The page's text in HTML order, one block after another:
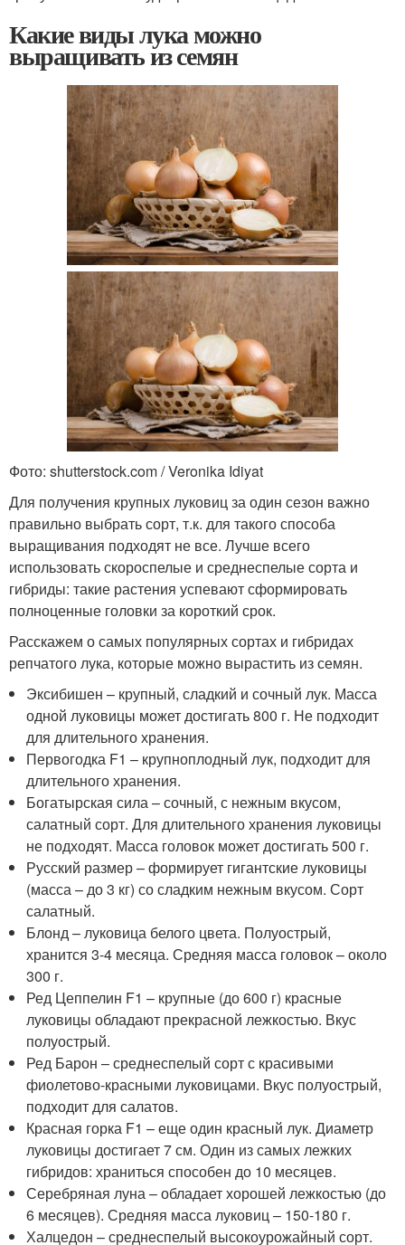
Какие виды лука можно
выращивать из семян
Фото: shutterstock.com / Veronika Idiyat
Для получения крупных луковиц за один сезон важно
правильно выбрать сорт, т.к. для такого способа
выращивания подходят не все. Лучше всего
использовать скороспелые и среднеспелые сорта и
гибриды: такие растения успевают сформировать
полноценные головки за короткий срок.
Расскажем о самых популярных сортах и гибридах
репчатого лука, которые можно вырастить из семян.
Эксибишен – крупный, сладкий и сочный лук. Масса
одной луковицы может достигать 800 г. Не подходит
для длительного хранения.
Первогодка F1 – крупноплодный лук, подходит для
длительного хранения.
Богатырская сила – сочный, с нежным вкусом,
салатный сорт. Для длительного хранения луковицы
не подходят. Масса головок может достигать 500 г.
Русский размер – формирует гигантские луковицы
(масса – до 3 кг) со сладким нежным вкусом. Сорт
салатный.
Блонд – луковица белого цвета. Полуострый,
хранится 3-4 месяца. Средняя масса головок – около
300 г.
Ред Цеппелин F1 – крупные (до 600 г) красные
луковицы обладают прекрасной лежкостью. Вкус
полуострый.
Ред Барон – среднеспелый сорт с красивыми
фиолетово-красными луковицами. Вкус полуострый,
подходит для салатов.
Красная горка F1 – еще один красный лук. Диаметр
луковицы достигает 7 см. Один из самых лежких
гибридов: храниться способен до 10 месяцев.
Серебряная луна – обладает хорошей лежкостью (до
6 месяцев). Средняя масса луковиц – 150-180 г.
Халцедон – среднеспелый высокоурожайный сорт.